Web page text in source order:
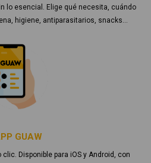
lo esencial. Elige qué necesita, cuándo
higiene, antiparasitarios, snacks…
GUAW
Disponible para iOS y Android, con